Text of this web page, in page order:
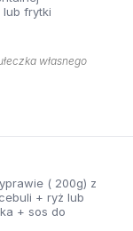
lub frytki
własnego
( 200g) z
+ ryż lub